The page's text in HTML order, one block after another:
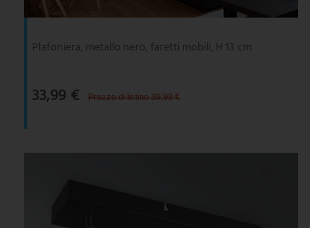
Plafoniera, metallo nero, faretti mobili, H 13 cm
33,99 € Prezzo di listino 39,99 €